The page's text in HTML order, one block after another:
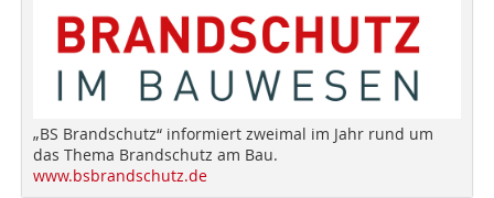
„BS Brandschutz“ informiert zweimal im Jahr rund um
das Thema Brandschutz am Bau.
www.bsbrandschutz.de